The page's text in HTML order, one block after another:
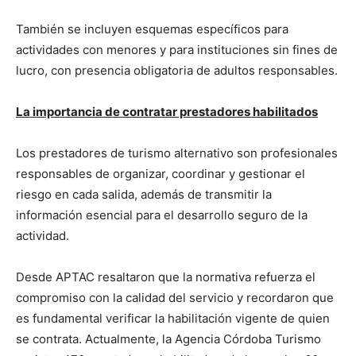
También se incluyen esquemas específicos para
actividades con menores y para instituciones sin fines de
lucro, con presencia obligatoria de adultos responsables.
La importancia de contratar prestadores habilitados
Los prestadores de turismo alternativo son profesionales
responsables de organizar, coordinar y gestionar el
riesgo en cada salida, además de transmitir la
información esencial para el desarrollo seguro de la
actividad.
Desde APTAC resaltaron que la normativa refuerza el
compromiso con la calidad del servicio y recordaron que
es fundamental verificar la habilitación vigente de quien
se contrata. Actualmente, la Agencia Córdoba Turismo